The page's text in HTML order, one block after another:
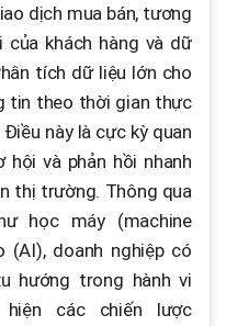
dịch mua bán, tương
khách hàng và dữ
tích dữ liệu lớn cho
tin theo thời gian thực
này là cực kỳ quan
và phản hồi nhanh
thị trường. Thông qua
học máy (machine
doanh nghiệp có
hướng trong hành vi
các chiến lược